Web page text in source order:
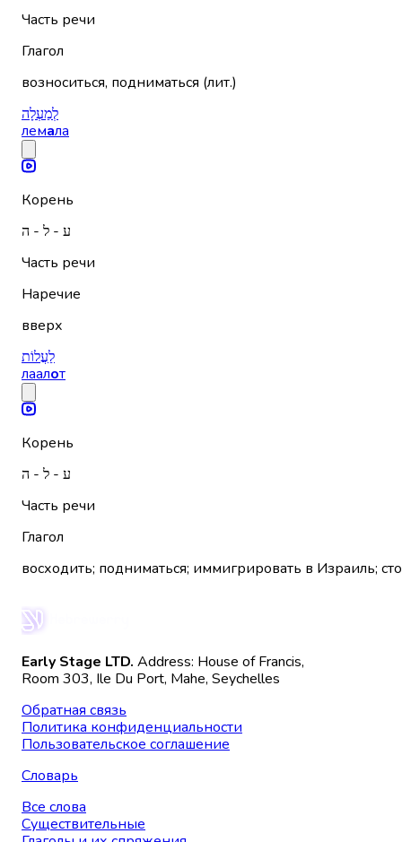
Часть речи
Глагол
возноситься, подниматься (лит.)
לְמַעְלָה
лемала
Корень
ע - ל - ה
Часть речи
Наречие
вверх
לַעֲלוֹת
лаалот
Корень
ע - ל - ה
Часть речи
Глагол
восходить; подниматься; иммигрировать в Израиль;
Early Stage LTD. Address: House of Francis,
Room 303, Ile Du Port, Mahe, Seychelles
Обратная связь
Политика конфиденциальности
Пользовательское соглашение
Словарь
Все слова
Существительные